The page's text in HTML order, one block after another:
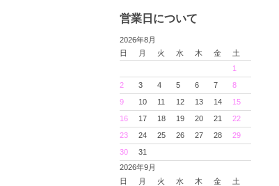
営業日について
2026年8月
日
月 火 水 木 金
土
1
2
3 4 5 6 7
8
9
10 11 12 13 14
15
16
17 18 19 20 21
22
23
24 25 26 27 28
29
30
31
2026年9月
日
月 火 水 木 金 土